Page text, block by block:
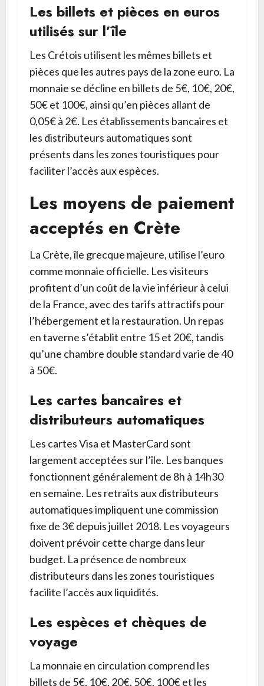
Les billets et pièces en euros
utilisés sur l’île
Les Crétois utilisent les mêmes billets et
pièces que les autres pays de la zone euro. La
monnaie se décline en billets de 5€, 10€, 20€,
50€ et 100€, ainsi qu’en pièces allant de
0,05€ à 2€. Les établissements bancaires et
les distributeurs automatiques sont
présents dans les zones touristiques pour
faciliter l’accès aux espèces.
Les moyens de paiement
acceptés en Crète
La Crète, île grecque majeure, utilise l’euro
comme monnaie officielle. Les visiteurs
profitent d’un coût de la vie inférieur à celui
de la France, avec des tarifs attractifs pour
l’hébergement et la restauration. Un repas
en taverne s’établit entre 15 et 20€, tandis
qu’une chambre double standard varie de 40
à 50€.
Les cartes bancaires et
distributeurs automatiques
Les cartes Visa et MasterCard sont
largement acceptées sur l’île. Les banques
fonctionnent généralement de 8h à 14h30
en semaine. Les retraits aux distributeurs
automatiques impliquent une commission
fixe de 3€ depuis juillet 2018. Les voyageurs
doivent prévoir cette charge dans leur
budget. La présence de nombreux
distributeurs dans les zones touristiques
facilite l’accès aux liquidités.
Les espèces et chèques de
voyage
La monnaie en circulation comprend les
billets de 5€, 10€, 20€, 50€, 100€ et les